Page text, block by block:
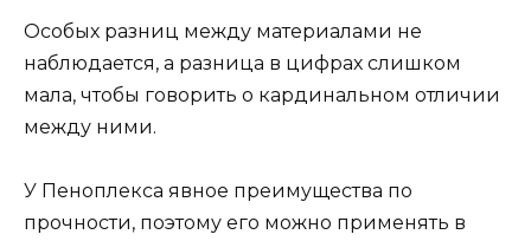
Особых разниц между материалами не
наблюдается, а разница в цифрах слишком
мала, чтобы говорить о кардинальном отличии
между ними.
У Пеноплекса явное преимущества по
прочности, поэтому его можно применять в